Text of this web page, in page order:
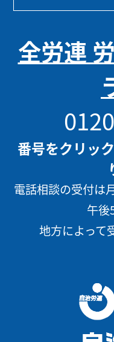
全労連
番号をクリッ
電話相談の受付は
午後
地方によって